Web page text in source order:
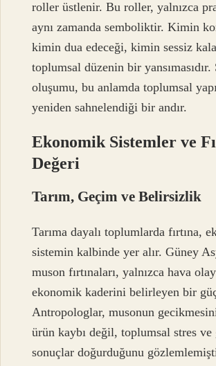
roller üstlenir. Bu roller, yalnızca
aynı zamanda semboliktir. Kimin
kimin dua edeceği, kimin sessiz
toplumsal düzenin bir yansımasıdır.
oluşumu, bu anlamda toplumsal
yeniden sahnelendiği bir andır.
Ekonomik Sistemler ve
Değeri
Tarım, Geçim ve Belirsizlik
Tarıma dayalı toplumlarda fırtına,
sistemin kalbinde yer alır. Güney
muson fırtınaları, yalnızca hava
ekonomik kaderini belirleyen bir
Antropologlar, musonun
ürün kaybı değil, toplumsal stres
sonuçlar doğurduğunu